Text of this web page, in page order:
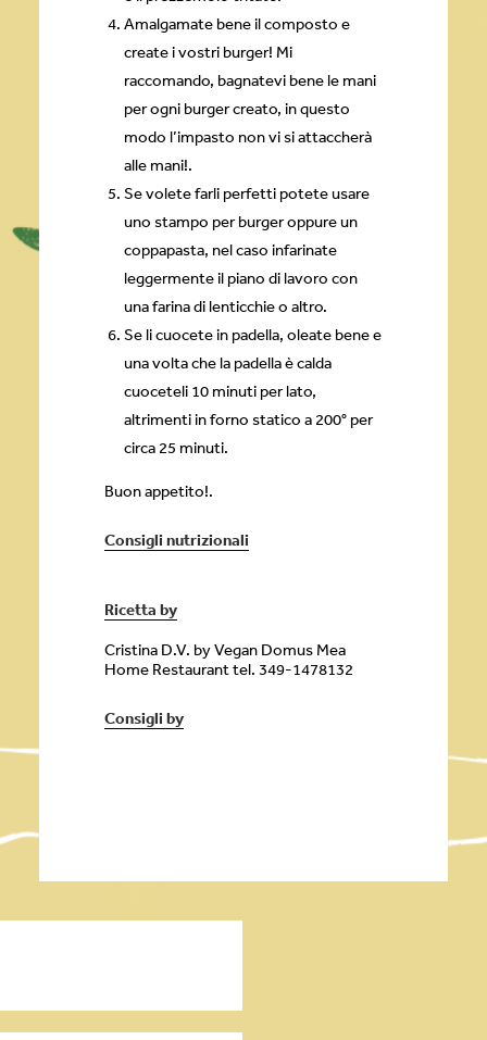
Amalgamate bene il composto e
create i vostri burger! Mi
raccomando, bagnatevi bene le mani
per ogni burger creato, in questo
modo l’impasto non vi si attaccherà
alle mani!.
Se volete farli perfetti potete usare
uno stampo per burger oppure un
coppapasta, nel caso infarinate
leggermente il piano di lavoro con
una farina di lenticchie o altro.
Se li cuocete in padella, oleate bene e
una volta che la padella è calda
cuoceteli 10 minuti per lato,
altrimenti in forno statico a 200° per
circa 25 minuti.
Buon appetito!.
Consigli nutrizionali
Ricetta by
Cristina D.V. by Vegan Domus Mea
Home Restaurant tel. 349-1478132
Consigli by